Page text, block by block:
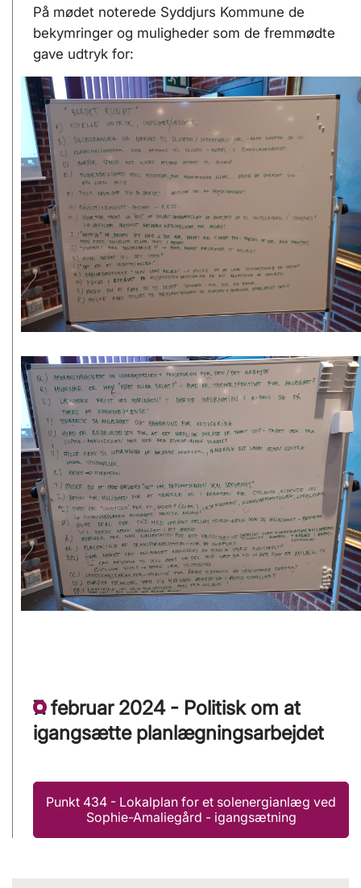
På mødet noterede Syddjurs Kommune de
bekymringer og muligheder som de fremmødte
gave udtryk for:
7. februar 2024 - Politisk om at
igangsætte planlægningsarbejdet
Punkt 434 - Lokalplan for et solenergianlæg ved
Sophie-Amaliegård - igangsætning